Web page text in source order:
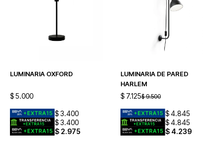
LUMINARIA OXFORD
$5.000
$3.400
$3.400
$ 2.975
LUMINARIA DE PARED
HARLEM
$ 7.125$ 9.500
$ 4.845
$ 4.845
$ 4.239